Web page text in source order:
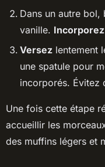
Dans un autre
vanille. Incorporez
Versez lentement
une spatule pour
incorporés. Évitez
Une fois cette étape
accueillir les
des muffins légers et